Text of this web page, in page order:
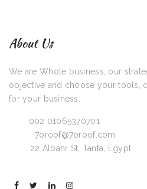
About Us
We are Whole business, our
objective and choose your tools,
for your business.
002 01065370701
7oroof@7oroof.com
22 Albahr St, Tanta, Egypt